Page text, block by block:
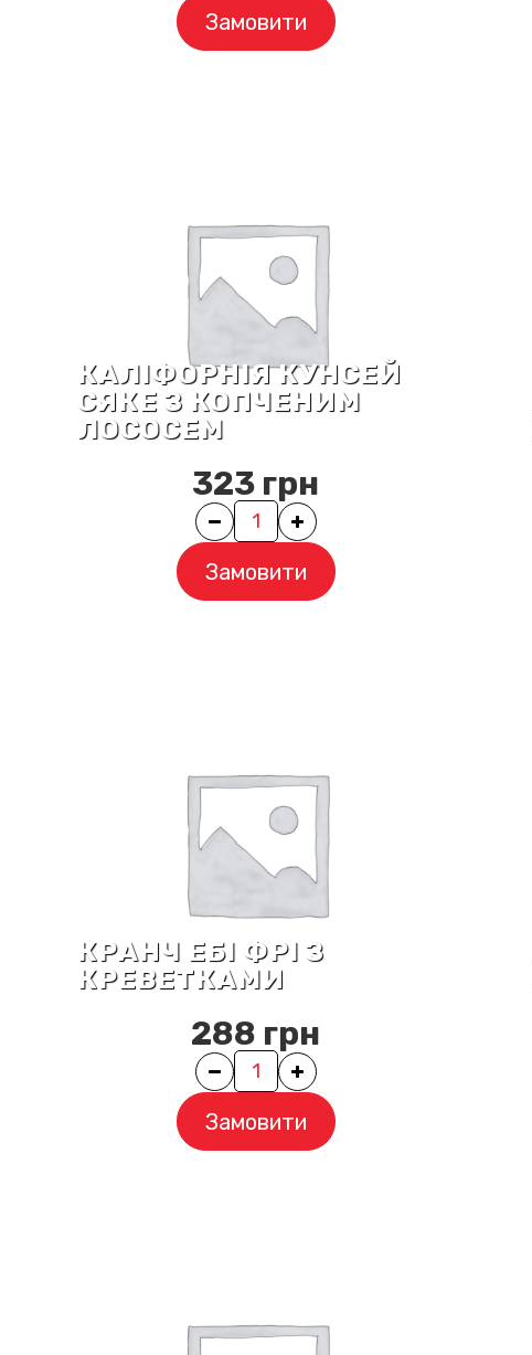
Замовити
КАЛІФОРНІЯ КУНСЕЙ
СЯКЕ З КОПЧЕНИМ
ЛОСОСЕМ
323 грн
Quantity
Замовити
КРАНЧ ЕБІ ФРІ З
КРЕВЕТКАМИ
288 грн
Quantity
Замовити
Замовлення приймаються щодня